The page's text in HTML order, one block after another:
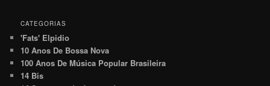
CATEGORIAS
'Fats' Elpidio
10 Anos De Bossa Nova
100 Anos De Música Popular Brasileira
14 Bis